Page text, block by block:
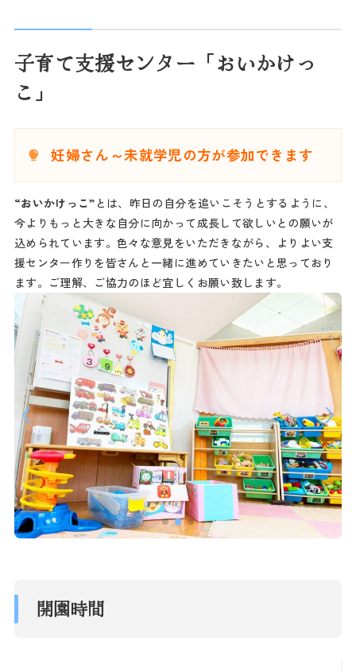
子育て支援センター「おいかけっ
こ」
妊婦さん～未就学児の方が参加できます
“おいかけっこ” とは、昨日の自分を追いこそうとするように、
今よりもっと大きな自分に向かって成長して欲しいとの願いが
込められています。色々な意見をいただきながら、よりよい支
援センター作りを皆さんと一緒に進めていきたいと思っており
ます。ご理解、ご協力のほど宜しくお願い致します。
開園時間